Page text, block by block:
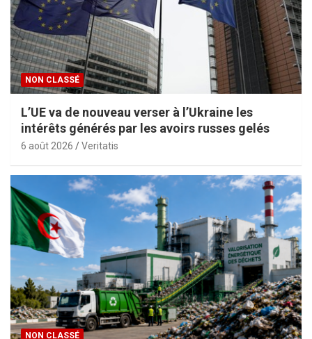
NON CLASSÉ
L’UE va de nouveau verser à l’Ukraine les
intérêts générés par les avoirs russes gelés
6 août 2026 Veritatis
NON CLASSÉ